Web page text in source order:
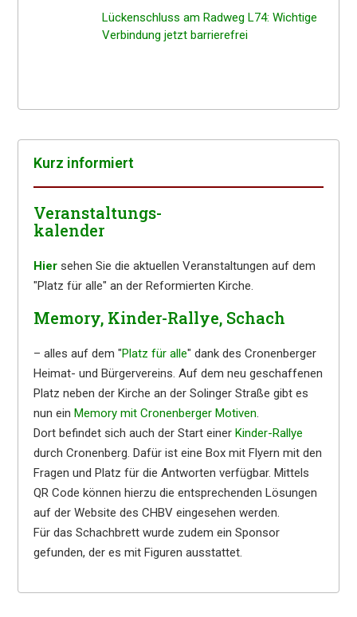
Lücken­schluss am Radweg L74: Wichti­ge
Verbin­dung jetzt barrierefrei
Kurz infor­miert
Veranstaltungs-
kalender
Hier sehen Sie die aktuellen Veranstaltungen auf dem
"Platz für alle" an der Reformierten Kirche.
Memory, Kinder-Rallye, Schach
– alles auf dem "Platz für alle" dank des Cronenberger
Heimat- und Bürgervereins. Auf dem neu geschaffenen
Platz neben der Kirche an der Solinger Straße gibt es
nun ein Memory mit Cronenberger Motiven.
Dort befindet sich auch der Start einer Kinder-Rallye
durch Cronenberg. Dafür ist eine Box mit Flyern mit den
Fragen und Platz für die Antworten verfügbar. Mittels
QR Code können hierzu die entsprechenden Lösungen
auf der Website des CHBV eingesehen werden.
Für das Schachbrett wurde zudem ein Sponsor
gefunden, der es mit Figuren ausstattet.